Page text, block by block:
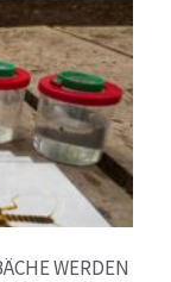
WERDEN